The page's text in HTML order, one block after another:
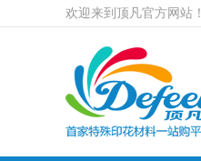
欢迎来到顶凡官方网站！